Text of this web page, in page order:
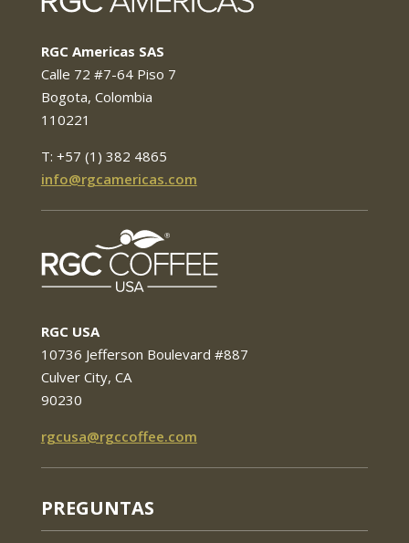
RGC Americas SAS
Calle 72 #7-64 Piso 7
Bogota, Colombia
110221
T: +57 (1) 382 4865
info@rgcamericas.com
RGC USA
10736 Jefferson Boulevard #887
Culver City, CA
90230
rgcusa@rgccoffee.com
PREGUNTAS